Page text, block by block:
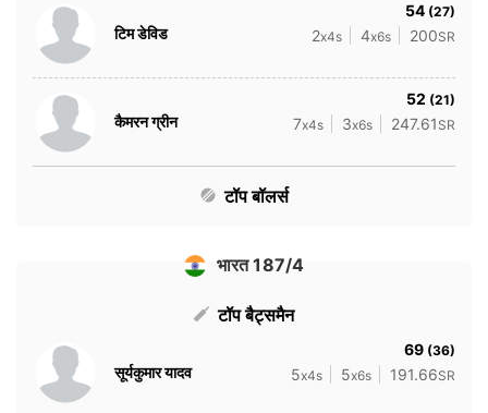
टिम डेविड
54 (27)
2x4s 4x6s 200SR
कैमरन ग्रीन
52 (21)
7x4s 3x6s 247.61 SR
टॉप बॉलर्स
भारत 187/4
टॉप बैट्समैन
सूर्यकुमार यादव
69 (36)
5x4s 5x6s 191.66SR